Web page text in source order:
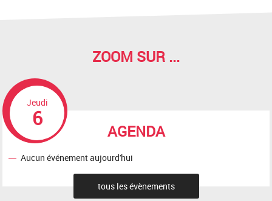
ZOOM SUR ...
AGENDA
Jeudi
6
Aucun événement aujourd'hui
tous les évènements